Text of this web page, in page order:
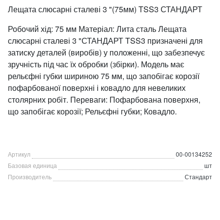
Лещата слюсарні сталеві 3 "(75мм) TSS3 СТАНДАРТ
Робочий хід: 75 мм Матеріал: Лита сталь Лещата
слюсарні сталеві 3 "СТАНДАРТ TSS3 призначені для
затиску деталей (виробів) у положенні, що забезпечує
зручність під час їх обробки (збірки). Модель має
рельєфні губки шириною 75 мм, що запобігає корозії
пофарбованої поверхні і ковадло для невеликих
столярних робіт. Переваги: ​​ Пофарбована поверхня,
що запобігає корозії; Рельєфні губки; Ковадло.
Артикул
00-00134252
Базовая единица
шт
Производитель
Стандарт